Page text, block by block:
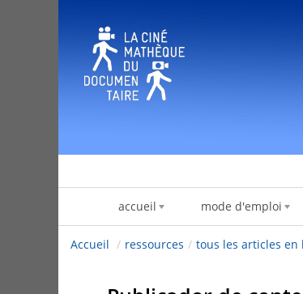
accueil mode d'emploi
Accueil / ressources / tous les articles en